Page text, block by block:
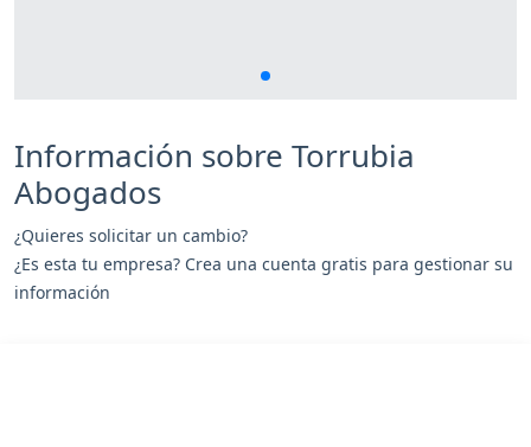
Información sobre Torrubia
Abogados
¿Quieres solicitar un cambio?
¿Es esta tu empresa? Crea una cuenta gratis para gestionar su
información